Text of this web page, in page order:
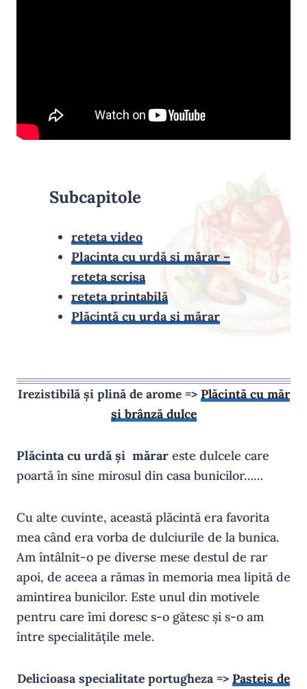
Subcapitole
rețeta video
Placinta cu urdă si mărar –
reteta scrisa
rețeta printabilă
Plăcintă cu urda si mărar
Irezistibilă și plină de arome => Plăcintă cu măr
și brânză dulce
Plăcinta cu urdă și mărar este dulcele care
poartă în sine mirosul din casa bunicilor……
Cu alte cuvinte, această plăcintă era favorita
mea când era vorba de dulciurile de la bunica.
Am întâlnit-o pe diverse mese destul de rar
apoi, de aceea a rămas în memoria mea lipită de
amintirea bunicilor. Este unul din motivele
pentru care îmi doresc s-o gătesc și s-o am
între specialitățile mele.
Delicioasa specialitate portugheza => Pasteis de